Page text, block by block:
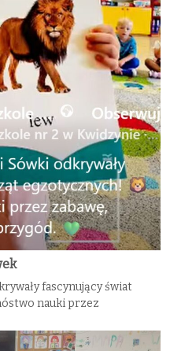
fascynujący świat
nauki przez